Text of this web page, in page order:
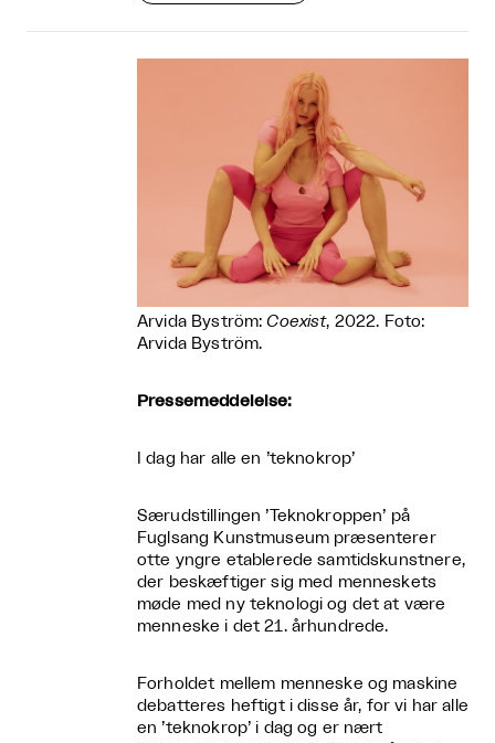
Arvida Byström:Coexist, 2022. Foto:
Arvida Byström.
Pressemeddelelse:
I dag har alle en ’teknokrop’
Særudstillingen ’Teknokroppen’ på
Fuglsang Kunstmuseum præsenterer
otte yngre etablerede samtidskunstnere,
der beskæftiger sig med menneskets
møde med ny teknologi og det at være
menneske i det 21. århundrede.
Forholdet mellem menneske og maskine
debatteres heftigt i disse år, for vi har alle
en ’teknokrop’ i dag og er nært